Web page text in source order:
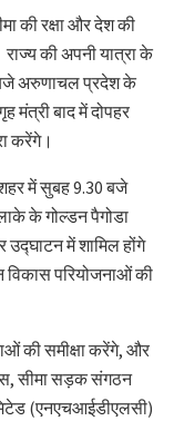
की रक्षा और देश की
की अपनी यात्रा के
बजे अरुणाचल प्रदेश के
मंत्री बाद में दोपहर
करेंगे।
में सुबह 9.30 बजे
के गोल्डन पैगोडा
में शामिल होंगे
विकास परियोजनाओं की
की समीक्षा करेंगे, और
सीमा सड़क संगठन
(एनएचआईडीएलसी)